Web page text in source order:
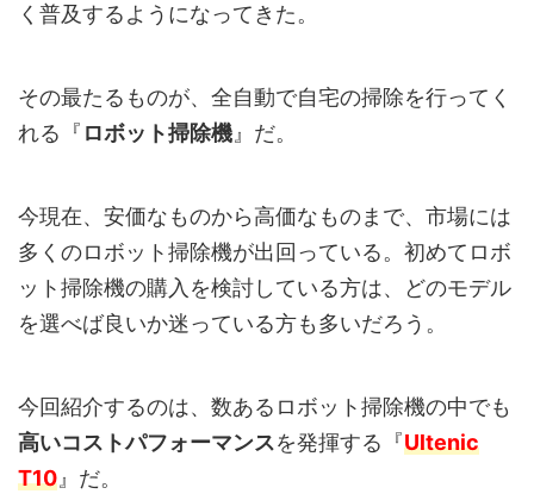
く普及するようになってきた。
その最たるものが、全自動で自宅の掃除を行ってく
れる『 ロボット掃除機』だ。
今現在、安価なものから高価なものまで、市場には
多くのロボット掃除機が出回っている。初めてロボ
ット掃除機の購入を検討している方は、どのモデル
を選べば良いか迷っている方も多いだろう。
今回紹介するのは、数あるロボット掃除機の中でも
高いコストパフォーマンスを発揮する『Ultenic
T10』だ。